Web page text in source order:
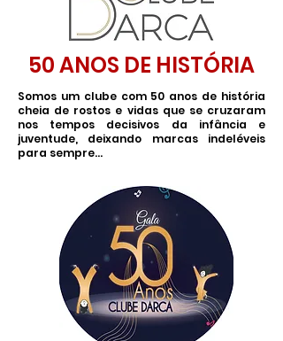
50 ANOS DE HISTÓRIA
Somos um clube com 50 anos de história
cheia de rostos e vidas que se cruzaram
nos tempos decisivos da infância e
juventude, deixando marcas indeléveis
para sempre...